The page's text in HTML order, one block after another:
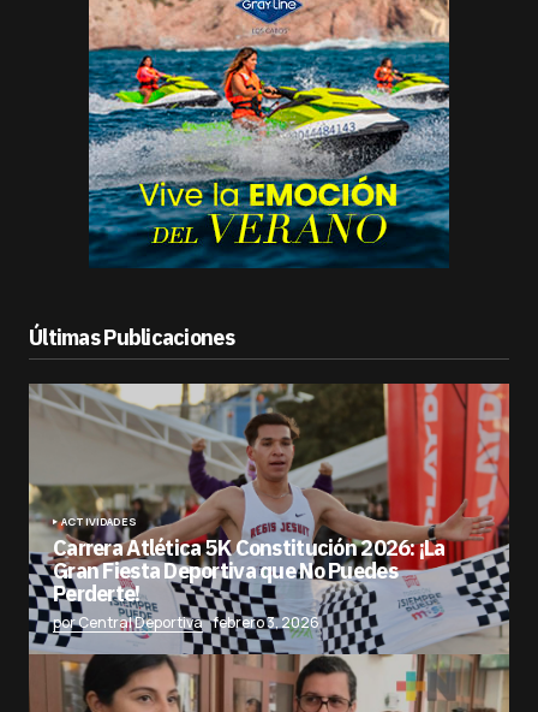
Últimas Publicaciones
ACTIVIDADES
Carrera Atlética 5K Constitución 2026: ¡La
Gran Fiesta Deportiva que No Puedes
Perderte!
por Central Deportiva febrero 3, 2026